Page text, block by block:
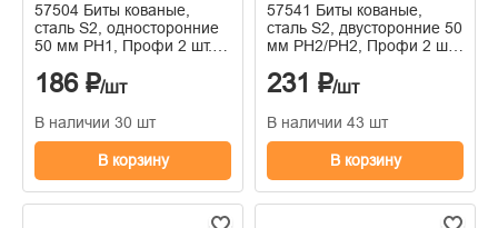
57504 Биты кованые,
сталь S2, односторонние
50 мм PH1, Профи 2 шт.,
186 ₽/шт
В наличии 30 шт
В корзину
57541 Биты кованые,
сталь S2, двусторонние 50
мм PH2/РН2, Профи 2 шт.,
231 ₽/шт
В наличии 43 шт
В корзину